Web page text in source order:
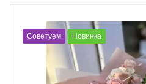
Советуем Новинка